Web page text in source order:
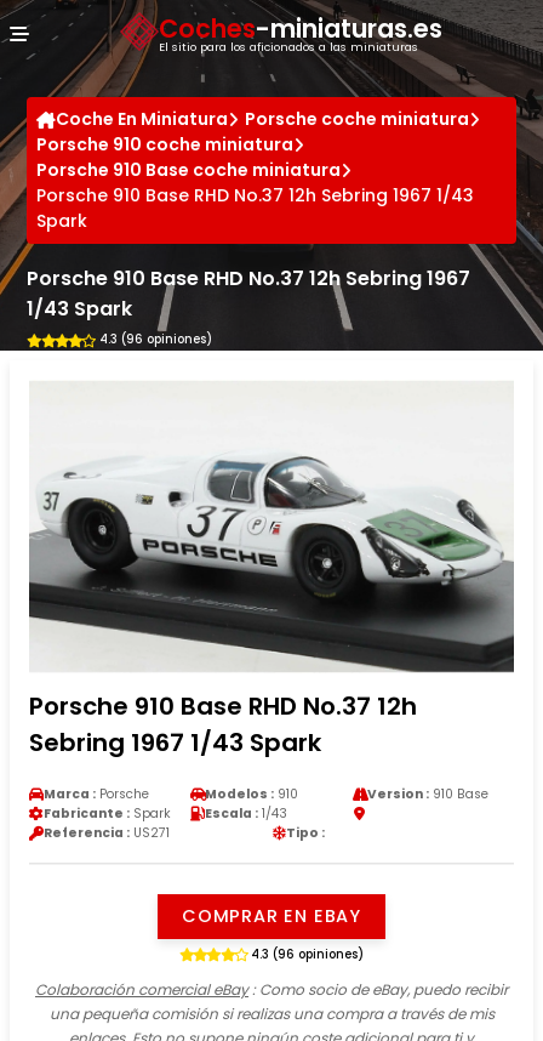
Coches-miniaturas.es
El sitio para los aficionados a las miniaturas
Coche En Miniatura
Porsche coche miniatura
Porsche 910 coche miniatura
Porsche 910 Base coche miniatura
Porsche 910 Base RHD No.37 12h Sebring 1967 1/43
Spark
Porsche 910 Base RHD No.37 12h Sebring 1967
1/43 Spark
4.3 (96 opiniones)
Porsche 910 Base RHD No.37 12h
Sebring 1967 1/43 Spark
Marca : Porsche Modelos : 910 Version :910 Base
Fabricante : Spark Escala : 1/43
Referencia : US271 Tipo :
COMPRAR EN EBAY
4.3 (96 opiniones)
Colaboración comercial eBay: Como socio de eBay, puedo recibir
una pequeña comisión si realizas una compra a través de mis
Panel de gestión de cookies